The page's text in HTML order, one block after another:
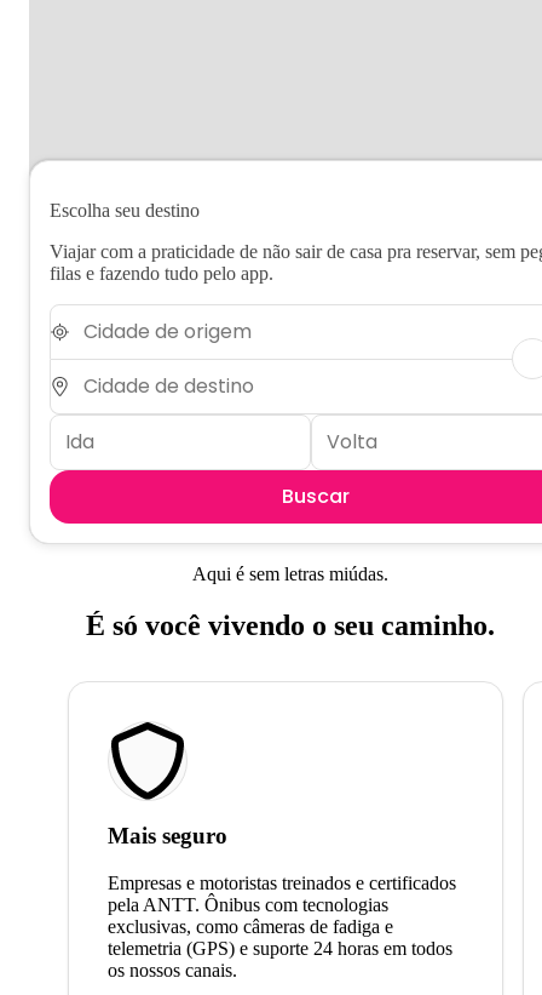
Escolha seu destino
Viajar com a praticidade de não sair de casa pra reservar, sem
filas e fazendo tudo pelo app.
Buscar
Aqui é sem letras miúdas.
É só você vivendo o seu caminho.
Mais seguro
Empresas e motoristas treinados e certificados
pela ANTT. Ônibus com tecnologias
exclusivas, como câmeras de fadiga e
telemetria (GPS) e suporte 24 horas em todos
os nossos canais.